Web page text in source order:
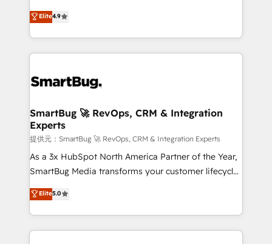
run your revenue process. Sales, marketing, and
service wired together. ➤ AI and Integrations: Layer
tune-ups, feature rollouts, adoption coaching. Buying
HubSpot, switching to it, or reviving a stale portal?
We are built for the work.
ティブ・エージェンシーとして、HubSpot Eliteの実装
力で顧客フロント業務を再設計します。 💡 100inc は何
をする会社か？ HubSpotを共通基盤に、AIエージェン
トを組み込んだ顧客フロント業務（マーケティング・営
ィブ・エージェンシーです。事業部・グループ会社・部
を、CRMを軸とした全社共通基盤に再構築します。意
思決定者・PMO・現場担当者に並走します。 1️⃣
HubSpot導入・活用支援 顧客データの一元化から、
GTMの見える化・自動化まで。全Hub統合運用、デー
タ品質設計、グループ横断のCRM統合に対応します。
の一部をAIが自律実行する組織への移行を設計・実装。
Breeze・Claude等をHubSpotと連携させ、役割定義・
Elite4.9
SmartBug 🚀 RevOps, CRM & Integration
Experts
提供元：SmartBug 🚀 RevOps, CRM & Integration Experts
As a 3x HubSpot North America Partner of the Year,
SmartBug Media transforms your customer lifecycle
into a revenue engine. Our unified ecosystem
includes specialized divisions Globalia (AI &
Software) and Point Success Media (Paid Media),
making this the official home for all three brands. 🔄
Elite5.0